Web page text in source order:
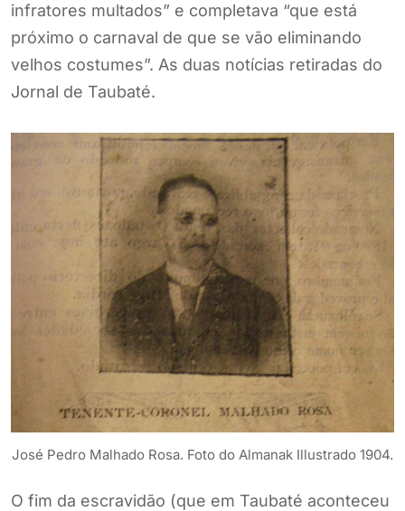
infratores multados” e completava “que está
próximo o carnaval de que se vão eliminando
velhos costumes”. As duas notícias retiradas do
Jornal de Taubaté.
José Pedro Malhado Rosa. Foto do Almanak Illustrado 1904.
O fim da escravidão (que em Taubaté aconteceu